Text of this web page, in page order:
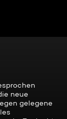
neue
gelegene